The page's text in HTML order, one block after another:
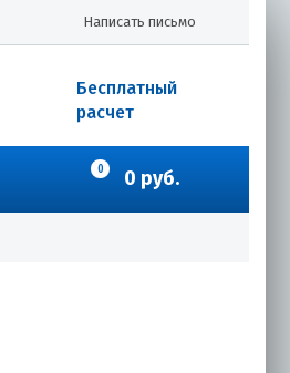
Написать письмо
Бесплатный
расчет
0 0 руб.